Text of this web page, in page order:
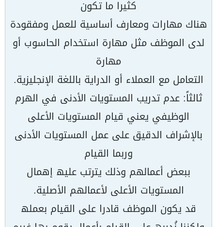
كثیرا ما تكون
ھناك مھارات ومعارف أساسیة للعمل ومفقودة
لدى الموظف مثل مھارة استخدام الحاسوب أو
مھارة
التعامل مع العملاء أو الدرایة باللغة الإنجلیزیة.
ثالثاً: عدم تدریب المستویات الأدنى في الھرم
الوظیفي یعني قیام المستویات الأعلى
بالإشراف الدقیق على عمل المستویات الأدنى
وربما القیام
ببعض أعمالھم وذلك یترتب علیھ إھمال
المستویات الأعلى لأعمالھم الأصلیة.
قد یكون الموظف قادرا على القیام بعملھ